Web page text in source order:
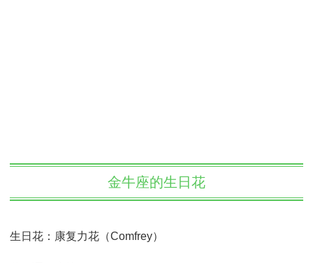
金牛座的生日花
生日花：康复力花（Comfrey）